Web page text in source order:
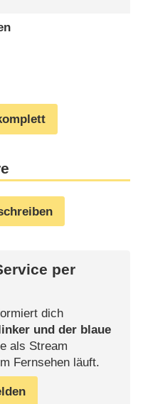
per
dich
und der blaue
als Stream
Fernsehen läuft.